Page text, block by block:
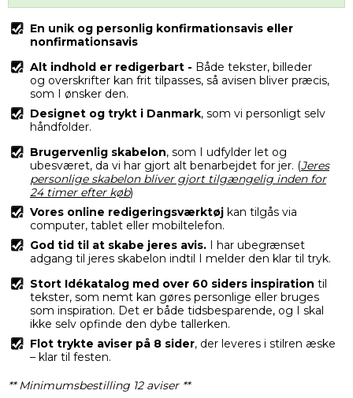
En unik og personlig konfirmationsavis eller
nonfirmationsavis
Alt indhold er redigerbart - Både tekster, billeder
og overskrifter kan frit tilpasses, så avisen bliver præcis,
som I ønsker den.
Designet og trykt i Danmark, som vi personligt selv
håndfolder.
Brugervenlig skabelon, som I udfylder let og
ubesværet, da vi har gjort alt benarbejdet for jer. (Jeres
personlige skabelon bliver gjort tilgængelig inden for
24 timer efter køb)
Vores online redigeringsværktøj kan tilgås via
computer, tablet eller mobiltelefon.
God tid til at skabe jeres avis. I har ubegrænset
adgang til jeres skabelon indtil I melder den klar til tryk.
Stort Idékatalog med over 60 siders inspiration til
tekster, som nemt kan gøres personlige eller bruges
som inspiration. Det er både tidsbesparende, og I skal
ikke selv opfinde den dybe tallerken.
Flot trykte aviser på 8 sider, der leveres i stilren æske
– klar til festen.
** Minimumsbestilling 12 aviser **